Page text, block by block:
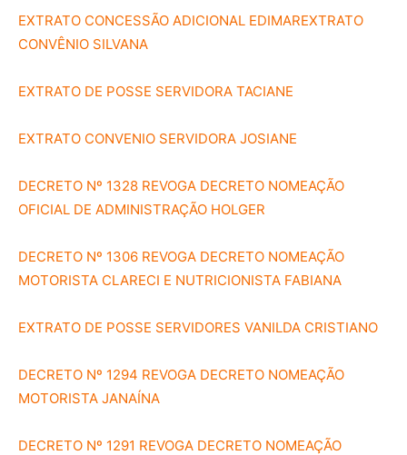
EXTRATO CONCESSÃO ADICIONAL EDIMAREXTRATO
CONVÊNIO SILVANA
EXTRATO DE POSSE SERVIDORA TACIANE
EXTRATO CONVENIO SERVIDORA JOSIANE
DECRETO Nº 1328 REVOGA DECRETO NOMEAÇÃO
OFICIAL DE ADMINISTRAÇÃO HOLGER
DECRETO Nº 1306 REVOGA DECRETO NOMEAÇÃO
MOTORISTA CLARECI E NUTRICIONISTA FABIANA
EXTRATO DE POSSE SERVIDORES VANILDA CRISTIANO
DECRETO Nº 1294 REVOGA DECRETO NOMEAÇÃO
MOTORISTA JANAÍNA
DECRETO Nº 1291 REVOGA DECRETO NOMEAÇÃO